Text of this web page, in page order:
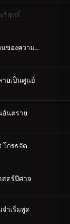
ริสุทธิ์
ตอนที่ 3 เส้นเขตแดนของความยุติธรรม
ายเป็นศูนย์
อันตราย
โกรธจัด
สตร์ปีศาจ
ำเริ่มพูด